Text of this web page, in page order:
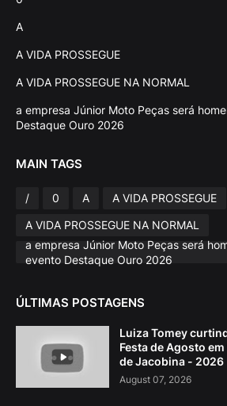
A
A VIDA PROSSEGUE
A VIDA PROSSEGUE NA NORMAL
a empresa Júnior Moto Peças será
Destaque Ouro 2026
MAIN TAGS
/ 0 A
A VIDA PROSSEGUE
A VIDA PROSSEGUE NA NORMAL
a empresa Júnior Moto Peças será
evento Destaque Ouro 2026
ÚLTIMAS POSTAGENS
Luiza Tomey
Festa de Agosto
de Jacobina - 2026
August 07, 2026